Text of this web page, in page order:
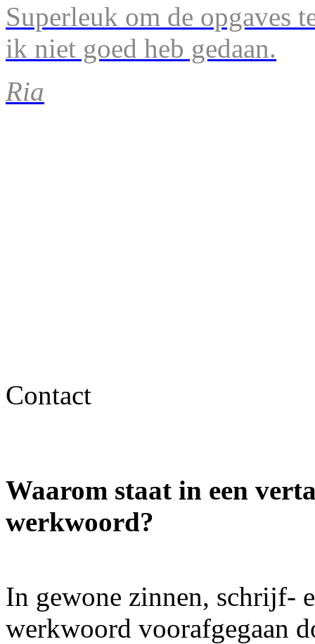
Superleuk om de opgaves
ik niet goed heb gedaan.
Ria
Contact
Waarom staat in een
werkwoord?
In gewone zinnen, schrijf-
werkwoord voorafgegaan